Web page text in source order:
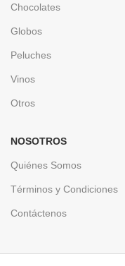
Chocolates
Globos
Peluches
Vinos
Otros
NOSOTROS
Quiénes Somos
Términos y Condiciones
Contáctenos